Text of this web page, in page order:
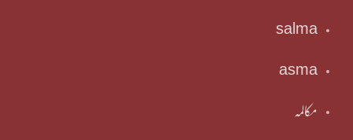
salma
asma
مکالمہ